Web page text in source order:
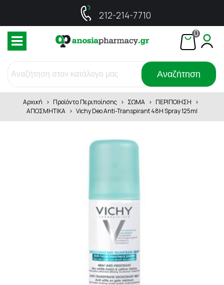
212-214-7710
0
Αναζήτηση
Αρχική > Προϊόντα Περιποίησης > ΣΩΜΑ > ΠΕΡΙΠΟΙΗΣΗ >
ΑΠΟΣΜΗΤΙΚΑ > Vichy Deo Anti-Transpirant 48H Spray 125ml